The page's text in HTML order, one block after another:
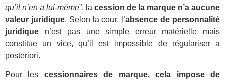
qu’il n’en a lui-même”, la cession de la marque n’a aucune
valeur juridique. Selon la cour, l’absence de personnalité
juridique n’est pas une simple erreur matérielle mais
constitue un vice, qu’il est impossible de régulariser a
posteriori.
Pour les cessionnaires de marque, cela impose de